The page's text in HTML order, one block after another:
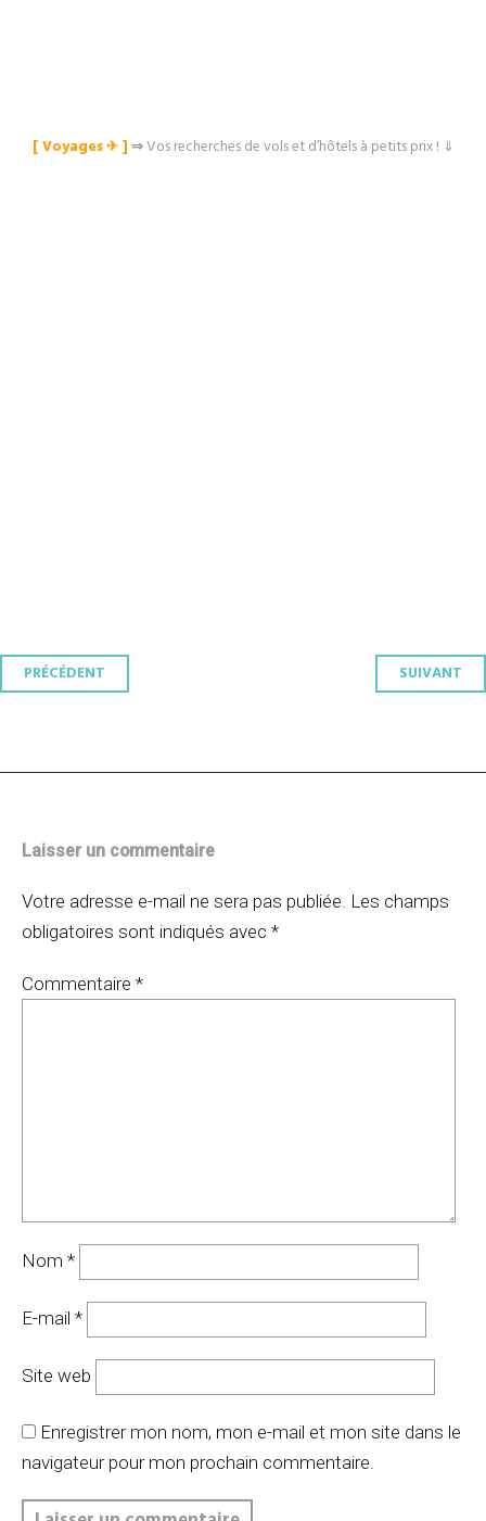
[ Voyages ✈︎ ]⇒Vos recherches de vols et d’hôtels à petits prix ! ⇓
Navigation
PRÉCÉDENT SUIVANT
Laisser un commentaire
Votre adresse e-mail ne sera pas publiée. Les champs
obligatoires sont indiqués avec *
Commentaire *
Nom *
E-mail *
Site web
Enregistrer mon nom, mon e-mail et mon site dans le
navigateur pour mon prochain commentaire.